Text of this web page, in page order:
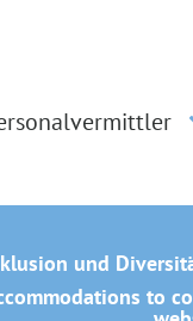
und
to